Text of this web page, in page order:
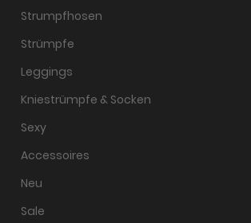
Strumpfhosen
Strümpfe
Leggings
Kniestrümpfe & Socken
Sexy
Accessoires
Neu
Sale